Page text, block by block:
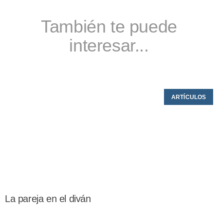
También te puede
interesar...
ARTÍCULOS
La pareja en el diván